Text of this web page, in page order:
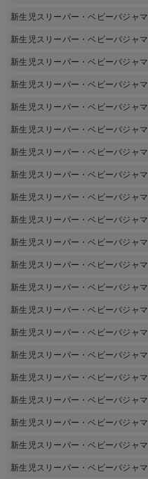
新生児スリーパー・ベビーパジャマ
新生児スリーパー・ベビーパジャマ
新生児スリーパー・ベビーパジャマ
新生児スリーパー・ベビーパジャマ
新生児スリーパー・ベビーパジャマ
新生児スリーパー・ベビーパジャマ
新生児スリーパー・ベビーパジャマ
新生児スリーパー・ベビーパジャマ
新生児スリーパー・ベビーパジャマ
新生児スリーパー・ベビーパジャマ
新生児スリーパー・ベビーパジャマ
新生児スリーパー・ベビーパジャマ
新生児スリーパー・ベビーパジャマ
新生児スリーパー・ベビーパジャマ
新生児スリーパー・ベビーパジャマ
新生児スリーパー・ベビーパジャマ
新生児スリーパー・ベビーパジャマ
新生児スリーパー・ベビーパジャマ
新生児スリーパー・ベビーパジャマ
新生児スリーパー・ベビーパジャマ
新生児スリーパー・ベビーパジャマ